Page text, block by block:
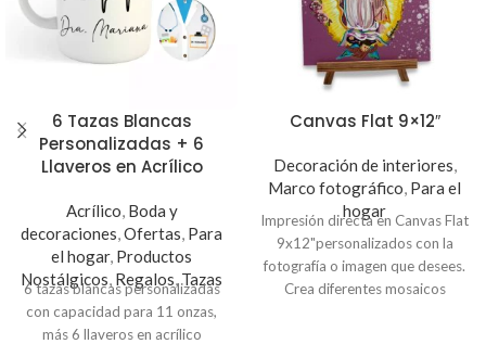
6 Tazas Blancas
Personalizadas + 6
Llaveros en Acrílico
Acrílico, Boda y
decoraciones,Ofertas, Para
el hogar, Productos
Nostálgicos, Regalos,Tazas
6 tazas blancas personalizadas
con capacidad para 11 onzas,
más 6 llaveros en acrílico
Canvas Flat 9×12″
Decoración de interiores,
Marco fotográfico, Para el
hogar
Impresión directa en Canvas Flat
9x12"personalizados con la
fotografía o imagen que desees.
Crea diferentes mosaicos